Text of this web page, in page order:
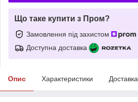
Що таке купити з Пром?
Замовлення під захистом
Доступна доставка
Опис Характеристики Доставка